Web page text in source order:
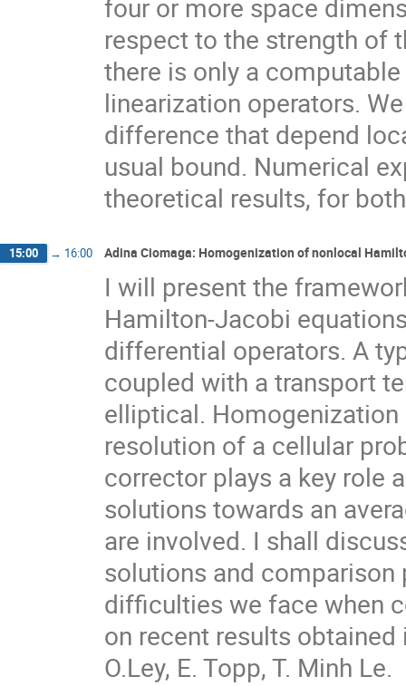
four or more space
respect to the strength of
there is only a
linearization operators.
difference that depend
usual bound. Numerical
theoretical results, for
15:00 → 16:00 Adina Ciomaga: Homogenization of nonlocal
I will present the
Hamilton-Jacobi
differential operators. A
coupled with a transport
elliptical.
resolution of a cellular
corrector plays a key role
solutions towards an
are involved. I shall
solutions and
difficulties we face when
on recent results obtained
O.Ley, E. Topp, T. Minh Le.